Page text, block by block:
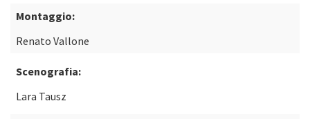
Montaggio:
Renato Vallone
Scenografia:
Lara Tausz